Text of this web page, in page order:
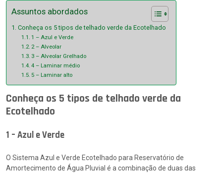
Assuntos abordados
Conheça os 5 tipos de telhado verde da Ecotelhado
1 – Azul e Verde
2 – Alveolar
3 – Alveolar Grelhado
4 – Laminar médio
5 – Laminar alto
Conheça os 5 tipos de telhado verde da
Ecotelhado
1 – Azul e Verde
O Sistema Azul e Verde Ecotelhado para Reservatório de
Amortecimento de Água Pluvial é a combinação de duas das